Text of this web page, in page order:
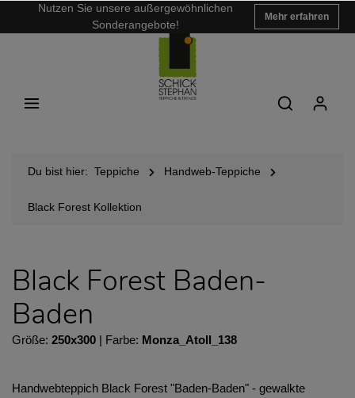
Nutzen Sie unsere außergewöhnlichen
Sonderangebote!
Mehr erfahren
Du bist hier: Teppiche Handweb-Teppiche
Black Forest Kollektion
Black Forest Baden-
Baden
Größe: 250x300 | Farbe: Monza_Atoll_138
Handwebteppich Black Forest "Baden-Baden" - gewalkte